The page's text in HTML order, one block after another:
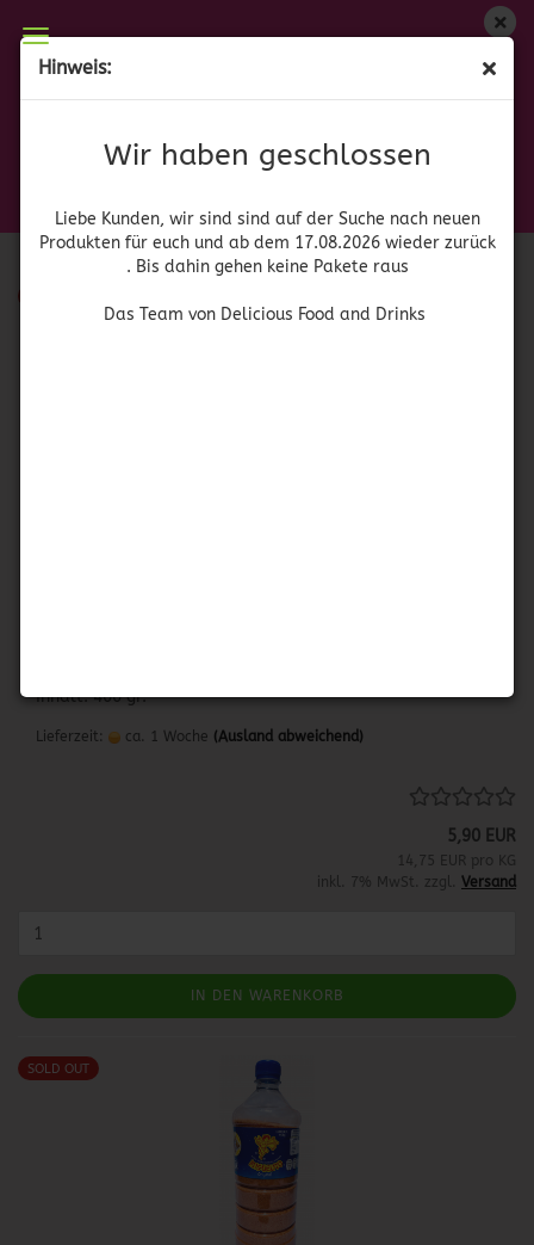
Hinweis:
Wir haben geschlossen
Liebe Kunden, wir sind sind auf der Suche nach neuen
Produkten für euch und ab dem 17.08.2026 wieder zurück
. Bis dahin gehen keine Pakete raus
Das Team von Delicious Food and Drinks
Wir haben geschlossen
zurück. Bis dahin gehen keine Pakete raus
Das Team von Delicious Food and Drinks
Miguelito
Sortieren nach
Sortieren nach 64 pro Seite
pro Seite
Inhalt: 400 gr.
Lieferzeit: ca. 1 Woche (Ausland abweichend)
5,90 EUR
14,75 EUR pro KG
inkl. 7% MwSt. zzgl. Versand
IN DEN WARENKORB
SOLD OUT